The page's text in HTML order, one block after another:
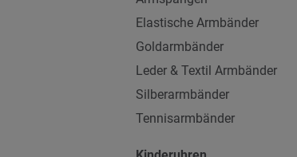
Elastische Armbänder
Goldarmbänder
Leder & Textil Armbänder
Silberarmbänder
Tennisarmbänder